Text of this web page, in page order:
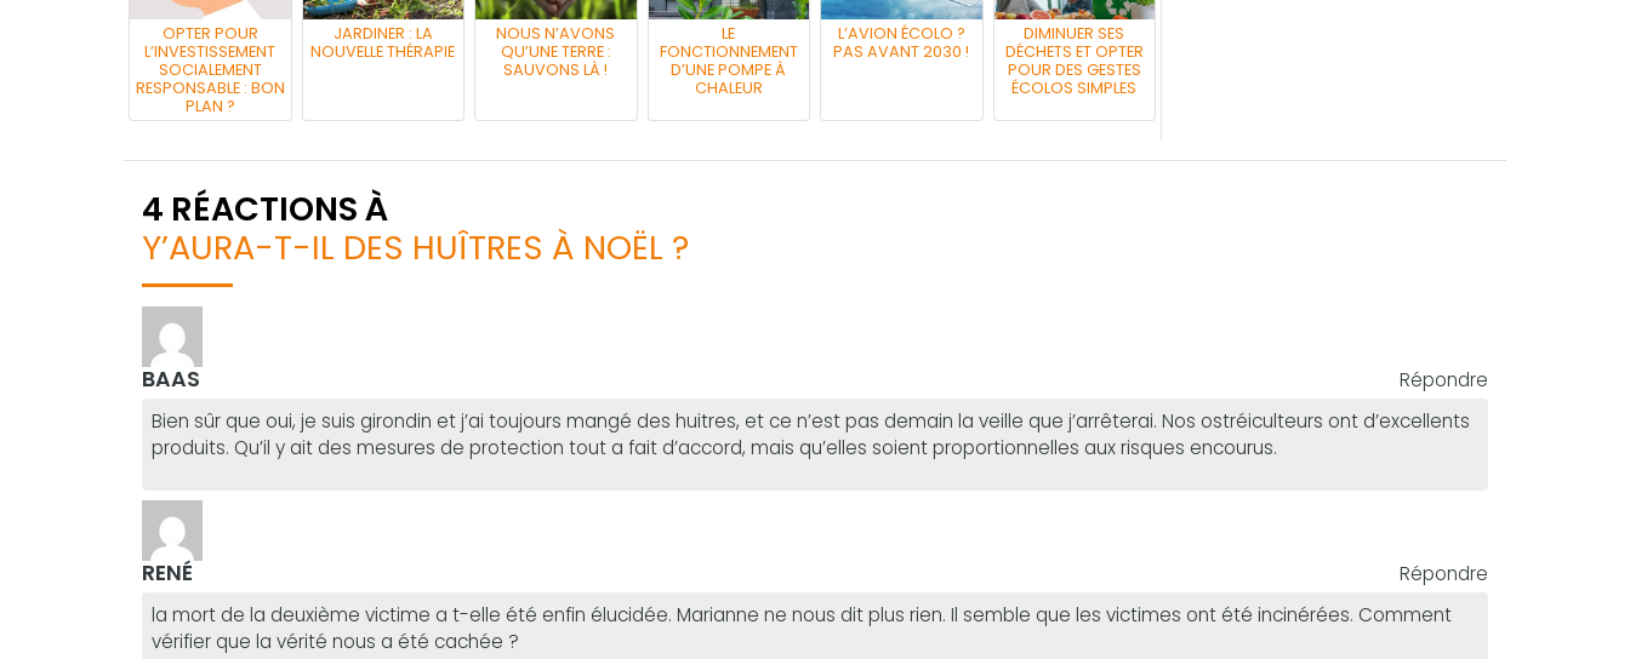
OPTER POUR
L’INVESTISSEMENT
SOCIALEMENT
RESPONSABLE : BON
PLAN ?
JARDINER : LA
NOUVELLE THÉRAPIE
NOUS N’AVONS
QU’UNE TERRE :
SAUVONS LÀ !
LE
FONCTIONNEMENT
D’UNE POMPE À
CHALEUR
L’AVION ÉCOLO ?
PAS AVANT 2030 !
DIMINUER SES
DÉCHETS ET OPTER
POUR DES GESTES
ÉCOLOS SIMPLES
4 RÉACTIONS À
Y’AURA-T-IL DES HUÎTRES À NOËL ?
BAAS
Répondre
Bien sûr que oui, je suis girondin et j’ai toujours mangé des huitres, et ce n’est pas demain la veille que j’arrêterai. Nos ostréiculteurs ont d’excellents
produits. Qu’il y ait des mesures de protection tout a fait d’accord, mais qu’elles soient proportionnelles aux risques encourus.
RENÉ
Répondre
la mort de la deuxième victime a t-elle été enfin élucidée. Marianne ne nous dit plus rien. Il semble que les victimes ont été incinérées. Comment
vérifier que la vérité nous a été cachée ?